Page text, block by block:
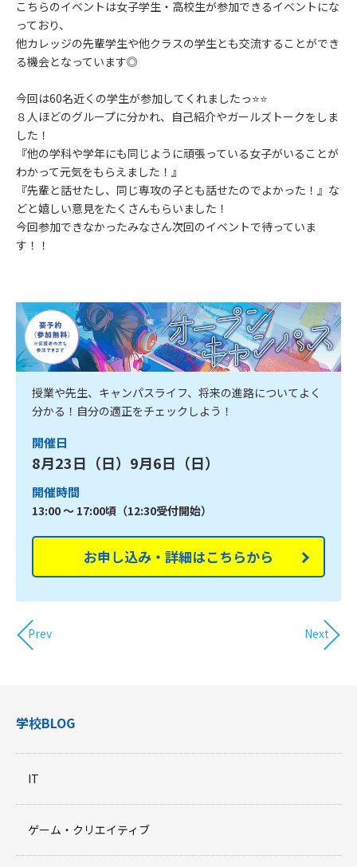
こちらのイベントは女子学生・高校生が参加できるイベントにな
っており、
他カレッジの先輩学生や他クラスの学生とも交流することができ
る機会となっています◎
今回は60名近くの学生が参加してくれましたっ⭐️⭐️
８人ほどのグループに分かれ、自己紹介やガールズトークをしま
した！
『他の学科や学年にも同じように頑張っている女子がいることが
わかって元気をもらえました！』
『先輩と話せたし、同じ専攻の子とも話せたのでよかった！』な
どと嬉しい意見をたくさんもらいました！
今回参加できなかったみなさん次回のイベントで待っていま
す！！
授業や先生、キャンパスライフ、将来の進路についてよく
分かる！自分の適正をチェックしよう！
開催日
8月23日（日）9月6日（日）
開催時間
13:00 ～ 17:00頃（12:30受付開始）
お申し込み・詳細はこちらから
Prev Next
学校BLOG
IT
ゲーム・クリエイティブ